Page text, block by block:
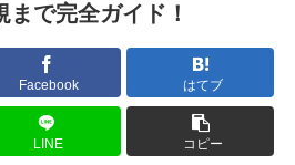
で完全ガイド！
Facebook はてブ
LINE コピー